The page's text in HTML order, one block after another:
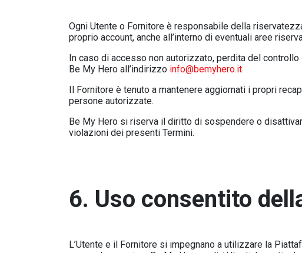
Ogni Utente o Fornitore è responsabile della
proprio account, anche all’interno di eventuali aree
In caso di accesso non autorizzato, perdita del
Be My Hero all’indirizzo info@bemyhero.it
Il Fornitore è tenuto a mantenere aggiornati i propri
persone autorizzate.
Be My Hero si riserva il diritto di sospendere o
violazioni dei presenti Termini.
6. Uso consentito
L’Utente e il Fornitore si impegnano a utilizzare la